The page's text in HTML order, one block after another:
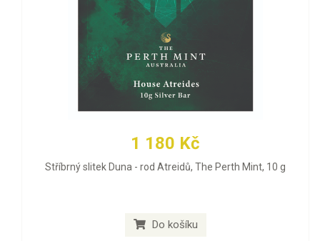
1 180 Kč
Stříbrný slitek Duna - rod Atreidů, The Perth Mint, 10 g
Do košíku